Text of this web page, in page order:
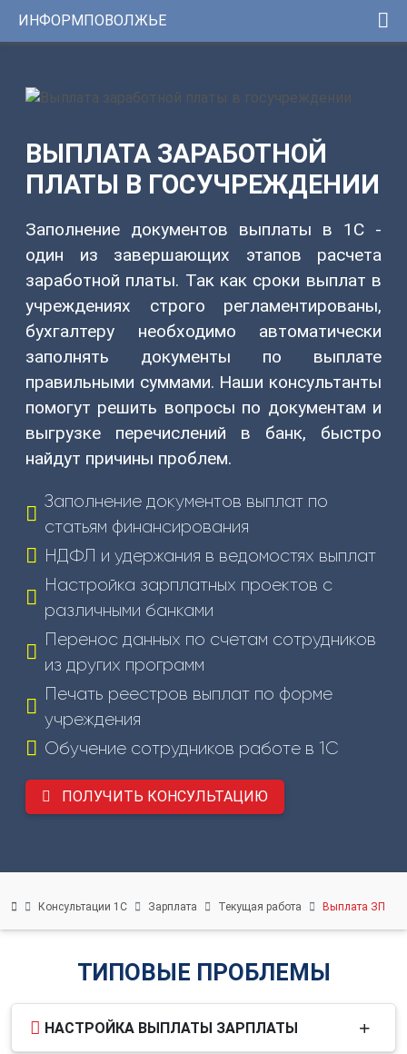
ИНФОРМПОВОЛЖЬЕ
номер
сертификата:
ЦКБ
37331-
24.01.2014г.
Youtube-
канал
Telegram-
канал
КОНТАКТЫ
(831)
80-
gov-
ip@mail.ru
603003
Нижний
Новгород,
ул.
нас
Вебинары
Контакты
Услуги
Сервисы
Уникальные
ИНФОРМПОВОЛЖЬЕ
ВЫПЛАТА ЗАРАБОТНОЙ
ПЛАТЫ В ГОСУЧРЕЖДЕНИИ
Заполнение документов выплаты в 1С -
один из завершающих этапов расчета
заработной платы. Так как сроки выплат в
учреждениях строго регламентированы,
бухгалтеру необходимо автоматически
заполнять документы по выплате
правильными суммами. Наши консультанты
помогут решить вопросы по документам и
выгрузке перечислений в банк, быстро
найдут причины проблем.
Заполнение документов выплат по
статьям финансирования
НДФЛ и удержания в ведомостях выплат
Настройка зарплатных проектов с
различными банками
Перенос данных по счетам сотрудников
из других программ
Печать реестров выплат по форме
учреждения
Обучение сотрудников работе в 1С
ПОЛУЧИТЬ КОНСУЛЬТАЦИЮ
Консультации 1С Зарплата Текущая работа Выплата ЗП
ТИПОВЫЕ ПРОБЛЕМЫ
НАСТРОЙКА ВЫПЛАТЫ ЗАРПЛАТЫ